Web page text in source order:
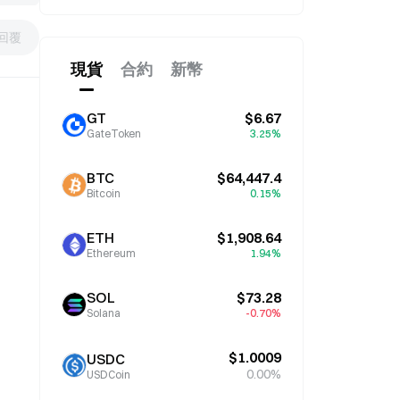
覆
現貨 合約 新幣
GT
GateToken
$6.67
3.25%
BTC
Bitcoin
$64,447.4
0.15%
ETH
Ethereum
$1,908.64
1.94%
SOL
Solana
$73.28
-0.70%
USDC
USDCoin
$1.0009
0.00%